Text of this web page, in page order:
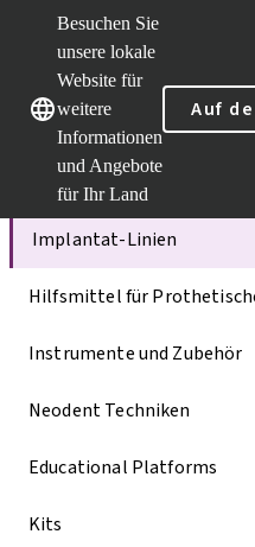
Besuchen Sie
unsere lokale
Website für
weitere
Informationen
und Angebote
für Ihr Land
Auf
Unsere
Kategorien
Implantat-Linien
Hilfsmittel für
Instrumente und Zubehör
Neodent Techniken
Educational Platforms
Kits